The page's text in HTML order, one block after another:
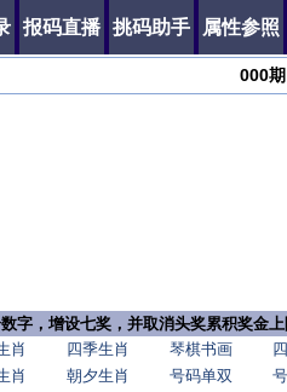
报码直播 挑码助手 属性参照
000期
字，增设七奖，并取消头奖累积奖金
肖 四季生肖 琴棋书画
肖 朝夕生肖 号码单双